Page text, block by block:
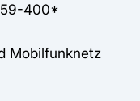
400*
Mobilfunknetz